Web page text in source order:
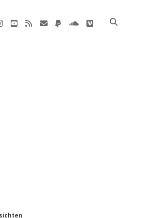
instagram
youtube
rss E-
paypalsoundcloud
vimeo